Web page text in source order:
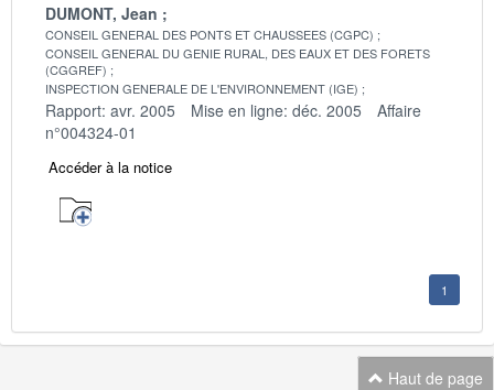
DUMONT, Jean
CONSEIL GENERAL DES PONTS ET CHAUSSEES (CGPC)
CONSEIL GENERAL DU GENIE RURAL, DES EAUX ET DES FORETS
(CGGREF)
INSPECTION GENERALE DE L'ENVIRONNEMENT (IGE)
Rapport: avr. 2005 Mise en ligne: déc. 2005
Affaire
n°004324-01
Accéder à la notice
1
Haut de page